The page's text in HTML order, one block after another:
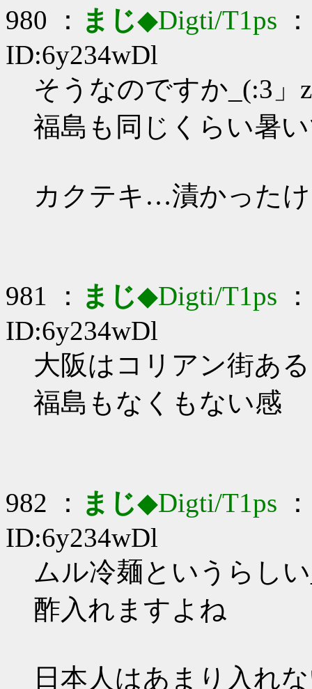
980 ： まじ◆Digti/T1ps
ID:6y234wDl
そうなのですか_(:3」
福島も同じくらい暑
カクテキ…漬かった
981 ： まじ◆Digti/T1ps
ID:6y234wDl
大阪はコリアン街あ
福島もなくもない感
982 ： まじ◆Digti/T1ps
ID:6y234wDl
ムル冷麺というらし
酢入れますよね
日本人はあまり入れ